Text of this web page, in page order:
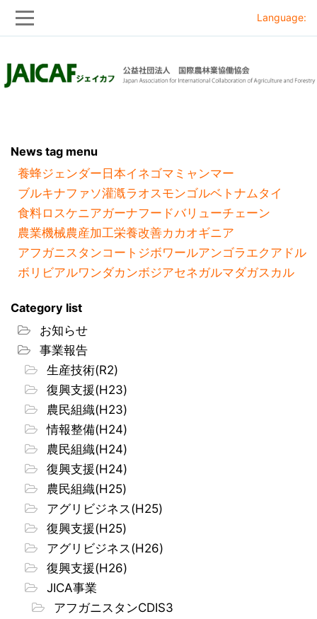
to
to
Language:
News tag menu
養蜂ジェンダー 日本イネゴマ ミャンマー
ブルキナファソ灌漑ラオスモンゴルベトナムタイ
食料ロスケニアガーナフードバリューチェーン
農業機械農産加工栄養改善カカオギニア
アフガニスタンコートジボワールアンゴラ エクアドル
ボリビアルワンダカンボジアセネガルマダガスカル
Category list
お知らせ
事業報告
生産技術(R2)
復興支援(H23)
農民組織(H23)
情報整備(H24)
農民組織(H24)
復興支援(H24)
農民組織(H25)
アグリビジネス(H25)
復興支援(H25)
アグリビジネス(H26)
復興支援(H26)
JICA事業
アフガニスタンCDIS3